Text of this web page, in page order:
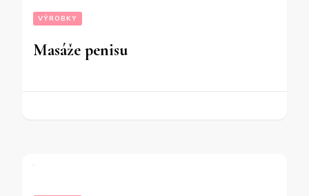
VÝROBKY
Masáže penisu